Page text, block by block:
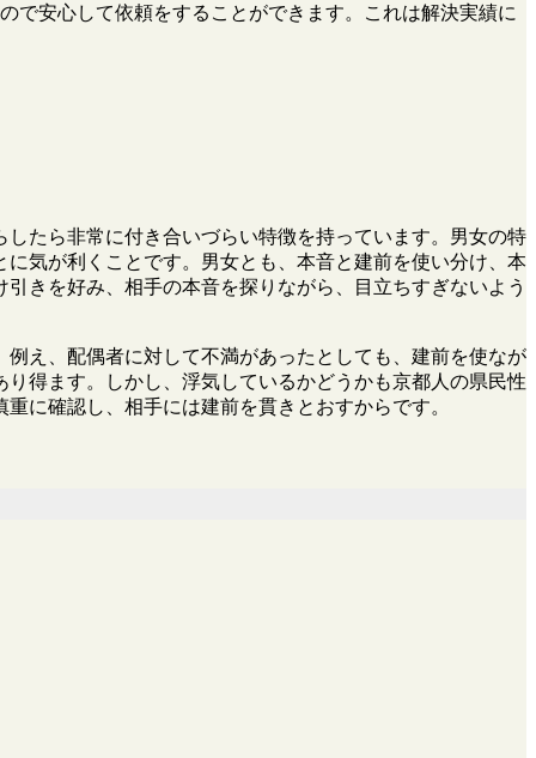
で安心して依頼をすることができます。これは解決実績に
たら非常に付き合いづらい特徴を持っています。男女の特
気が利くことです。男女とも、本音と建前を使い分け、本
きを好み、相手の本音を探りながら、目立ちすぎないよう
え、配偶者に対して不満があったとしても、建前を使なが
得ます。しかし、浮気しているかどうかも京都人の県民性
に確認し、相手には建前を貫きとおすからです。